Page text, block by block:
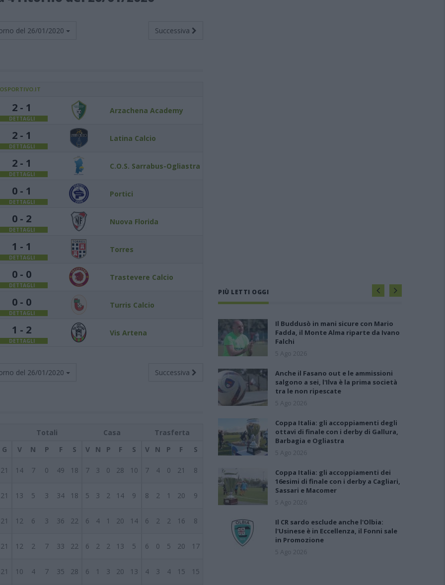
del 26/01/2020 Successiva
2 - 1
DETTAGLI
Arzachena Academy
2 - 1
DETTAGLI
Latina Calcio
2 - 1
DETTAGLI
C.O.S. Sarrabus-Ogliastra
0 - 1
DETTAGLI
Portici
0 - 2
DETTAGLI
Nuova Florida
1 - 1
DETTAGLI
Torres
0 - 0
DETTAGLI
Trastevere Calcio
0 - 0
DETTAGLI
Turris Calcio
1 - 2
DETTAGLI
Vis Artena
del 26/01/2020 Successiva
Totali Casa
Trasferta
G V N P F S V N P F S V N P F S
21 14 7 0 49 18 7 3 0 28 10 7 4 0 21 8
21 13 5 3 34 18 5 3 2 14 9 8 2 1 20 9
21 12 6 3 36 22 6 4 1 20 14 6 2 2 16 8
21 12 2 7 33 22 6 2 2 13 5 6 0 5 20 17
21 10 4 7 35 28 6 1 3 20 13 4 3 4 15 15
PIÙ LETTI OGGI
Il Buddusò in mani sicure con Mario
Fadda, il Monte Alma riparte da Ivano
Falchi
5 Ago 2026
Anche il Fasano out e le ammissioni
salgono a sei, l'Ilva è la prima società
tra le non ripescate
5 Ago 2026
Coppa Italia: gli accoppiamenti degli
ottavi di finale con i derby di Gallura,
Barbagia e Ogliastra
5 Ago 2026
Coppa Italia: gli accoppiamenti dei
16esimi di finale con i derby a Cagliari,
Sassari e Macomer
5 Ago 2026
Il CR sardo esclude anche l'Olbia:
l'Usinese è in Eccellenza, il Fonni sale
in Promozione
5 Ago 2026